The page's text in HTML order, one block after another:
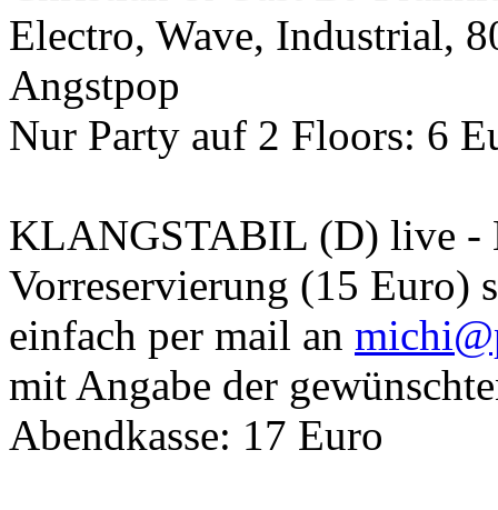
Electro, Wave, Industrial,
Angstpop
Nur Party auf 2 Floors: 6
KLANGSTABIL (D) live -
Vorreservierung (15 Euro)
einfach per mail an
mit Angabe der
Abendkasse: 17 Euro